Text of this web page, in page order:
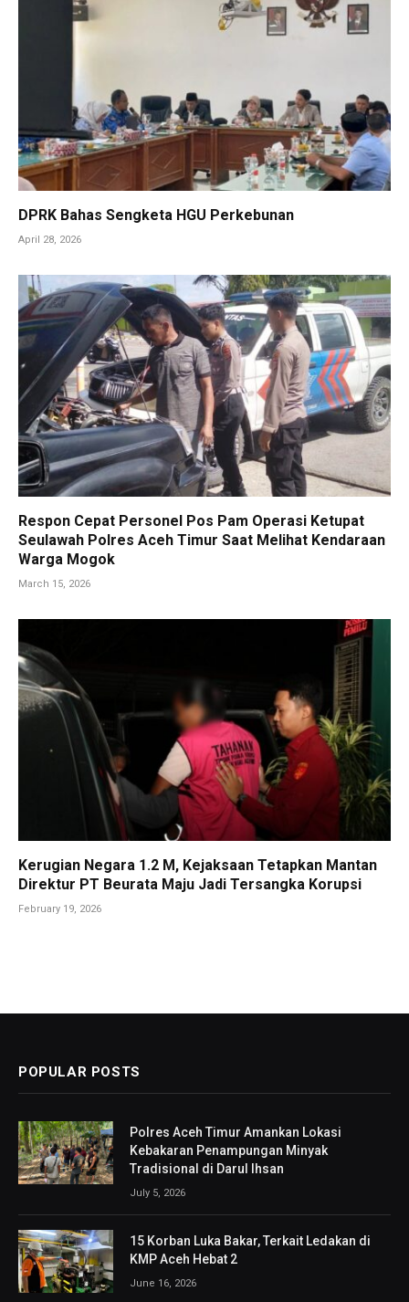
DPRK Bahas Sengketa HGU Perkebunan
April 28, 2026
Respon Cepat Personel Pos Pam Operasi Ketupat
Seulawah Polres Aceh Timur Saat Melihat Kendaraan
Warga Mogok
March 15, 2026
Kerugian Negara 1.2 M, Kejaksaan Tetapkan Mantan
Direktur PT Beurata Maju Jadi Tersangka Korupsi
February 19, 2026
POPULAR POSTS
Polres Aceh Timur Amankan Lokasi
Kebakaran Penampungan Minyak
Tradisional di Darul Ihsan
July 5, 2026
15 Korban Luka Bakar, Terkait Ledakan di
KMP Aceh Hebat 2
June 16, 2026